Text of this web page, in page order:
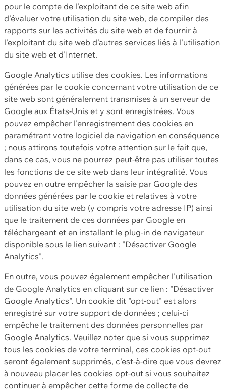
pour le compte de l'exploitant de ce site web afin
d'évaluer votre utilisation du site web, de compiler des
rapports sur les activités du site web et de fournir à
l'exploitant du site web d'autres services liés à l'utilisation
du site web et d'Internet.
Google Analytics utilise des cookies. Les informations
générées par le cookie concernant votre utilisation de ce
site web sont généralement transmises à un serveur de
Google aux États-Unis et y sont enregistrées. Vous
pouvez empêcher l'enregistrement des cookies en
paramétrant votre logiciel de navigation en conséquence
; nous attirons toutefois votre attention sur le fait que,
dans ce cas, vous ne pourrez peut-être pas utiliser toutes
les fonctions de ce site web dans leur intégralité. Vous
pouvez en outre empêcher la saisie par Google des
données générées par le cookie et relatives à votre
utilisation du site web (y compris votre adresse IP) ainsi
que le traitement de ces données par Google en
téléchargeant et en installant le plug-in de navigateur
disponible sous le lien suivant : "Désactiver Google
Analytics".
En outre, vous pouvez également empêcher l'utilisation
de Google Analytics en cliquant sur ce lien : "Désactiver
Google Analytics". Un cookie dit "opt-out" est alors
enregistré sur votre support de données ; celui-ci
empêche le traitement des données personnelles par
Google Analytics. Veuillez noter que si vous supprimez
tous les cookies de votre terminal, ces cookies opt-out
seront également supprimés, c'est-à-dire que vous devrez
à nouveau placer les cookies opt-out si vous souhaitez
continuer à empêcher cette forme de collecte de